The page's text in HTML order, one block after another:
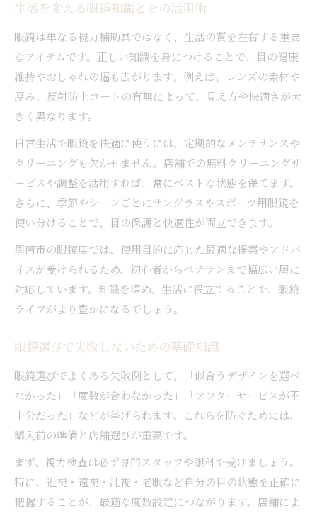
生活を変える眼鏡知識とその活用術
眼鏡は単なる視力補助具ではなく、生活の質を左右する重要
なアイテムです。正しい知識を身につけることで、目の健康
維持やおしゃれの幅も広がります。例えば、レンズの素材や
厚み、反射防止コートの有無によって、見え方や快適さが大
きく異なります。
日常生活で眼鏡を快適に使うには、定期的なメンテナンスや
クリーニングも欠かせません。店舗での無料クリーニングサ
ービスや調整を活用すれば、常にベストな状態を保てます。
さらに、季節やシーンごとにサングラスやスポーツ用眼鏡を
使い分けることで、目の保護と快適性が両立できます。
周南市の眼鏡店では、使用目的に応じた最適な提案やアドバ
イスが受けられるため、初心者からベテランまで幅広い層に
対応しています。知識を深め、生活に役立てることで、眼鏡
ライフがより豊かになるでしょう。
眼鏡選びで失敗しないための基礎知識
眼鏡選びでよくある失敗例として、「似合うデザインを選べ
なかった」「度数が合わなかった」「アフターサービスが不
十分だった」などが挙げられます。これらを防ぐためには、
購入前の準備と店舗選びが重要です。
まず、視力検査は必ず専門スタッフや眼科で受けましょう。
特に、近視・遠視・乱視・老眼など自分の目の状態を正確に
把握することが、最適な度数設定につながります。店舗によ